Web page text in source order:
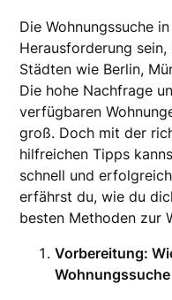
Die Wohnungssuche
Herausforderung
Städten wie Berlin,
Die hohe Nachfrage
verfügbaren
groß. Doch mit der
hilfreichen Tipps
schnell und
erfährst du, wie du
besten Methoden zur
Vorbereitung:
Wohnungssuche